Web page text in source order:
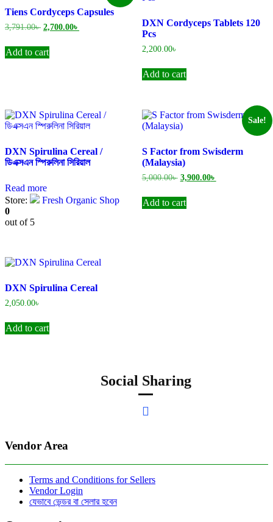
Tiens Cordyceps Capsules
3,791.00৳ Original
was:
3,791.00৳ .
2,700.00৳
Add to cart
DXN Cordyceps Tablets 120
Pcs
2,200.00৳
Add to cart
DXN Spirulina Cereal /
ডিএক্সএন স্পিরুলিনা সিরিয়াল
Read more
Store:
Fresh Organic Shop
0
out of 5
Sale!
S Factor from Swisderm
(Malaysia)
5,000.00৳ Original
was:
5,000.00৳ .
3,900.00৳
Add to cart
DXN Spirulina Cereal
2,050.00৳
Add to cart
Social Sharing
Vendor Area
Terms and Conditions for Sellers
Vendor Login
যেভাবে ভেন্ডর বা সেলার হবেন